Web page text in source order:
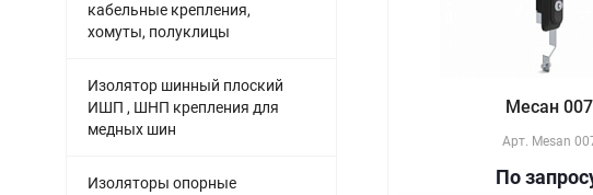
Месан 007
Арт. Mesan
По запр
кабельные крепления,
хомуты, полуклицы
Изолятор шинный плоский
ИШП , ШНП крепления для
медных шин
Изоляторы опорные